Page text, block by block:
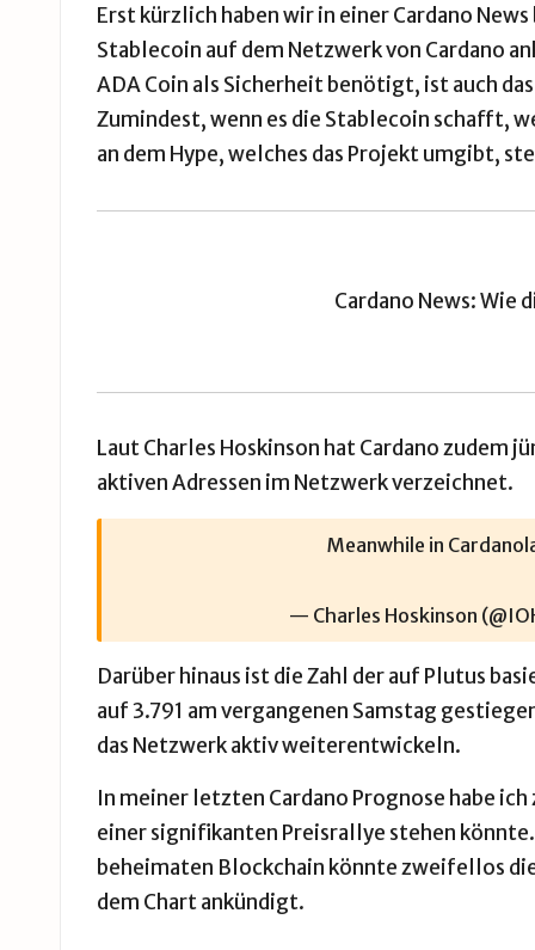
Erst kürzlich haben wir in einerCardano News
Stablecoin auf dem Netzwerk von Cardano
ADA Coin als Sicherheit benötigt, ist auch
Zumindest, wenn es die Stablecoin schafft,
an dem Hype, welches das Projekt umgibt,
Cardano News: Wie
Laut Charles Hoskinson hat Cardano zudem
aktiven Adressen im Netzwerk verzeichnet.
Meanwhile in
— Charles Hoskinson
Darüber hinaus ist die Zahl der auf Plutus
auf 3.791 am vergangenen Samstag
das Netzwerk aktiv weiterentwickeln.
In meiner letzten Cardano Prognose habe
einer signifikanten Preisrallye stehen
beheimaten Blockchain könnte zweifellos
dem Chart ankündigt.